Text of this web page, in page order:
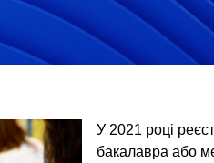
У 2021 році
бакалавра або